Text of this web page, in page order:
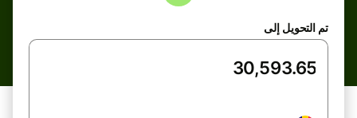
تم التحويل إلى